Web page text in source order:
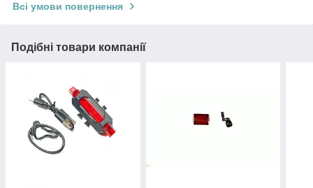
Всі умови повернення
Подібні товари компанії